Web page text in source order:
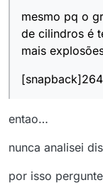
mesmo pq o
de cilindros é
mais
entao…
nunca analisei
por isso